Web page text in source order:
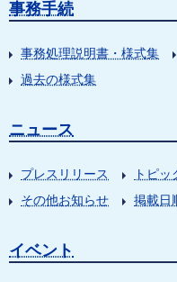
事務手続
事務処理説明書・様式集
過去の様式集
ニュース
プレスリリース トピッ
その他お知らせ
掲載日
イベント